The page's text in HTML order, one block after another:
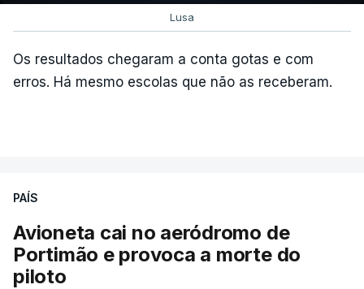
Lusa
Os resultados chegaram a conta gotas e com
erros. Há mesmo escolas que não as receberam.
PAÍS
Avioneta cai no aeródromo de
Portimão e provoca a morte do
piloto